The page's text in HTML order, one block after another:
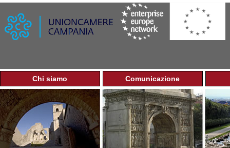
Jump to navigation
M
e
n
u
p
r
Chi siamo Comunicazione